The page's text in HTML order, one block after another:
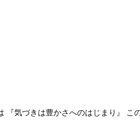
きは豊かさへのはじまり』 こ